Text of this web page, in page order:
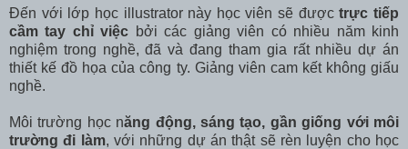
Đến với lớp học illustrator này học viên sẽ đượctrực tiếp
cầm tay chỉ việc bởi các giảng viên có nhiều năm kinh
nghiệm trong nghề, đã và đang tham gia rất nhiều dự án
thiết kế đồ họa của công ty. Giảng viên cam kết không giấu
nghề.
Môi trường học năng động, sáng tạo, gần giống với môi
trường đi làm, với những dự án thật sẽ rèn luyện cho học